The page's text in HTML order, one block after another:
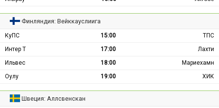
Финляндия: Вейккауслиига
КуПС 15:00
ТПС
Интер Т
17:00
Лахти
Ильвес
18:00
Мариехамн
Оулу
19:00 ХИК
Швеция: Аллсвенскан